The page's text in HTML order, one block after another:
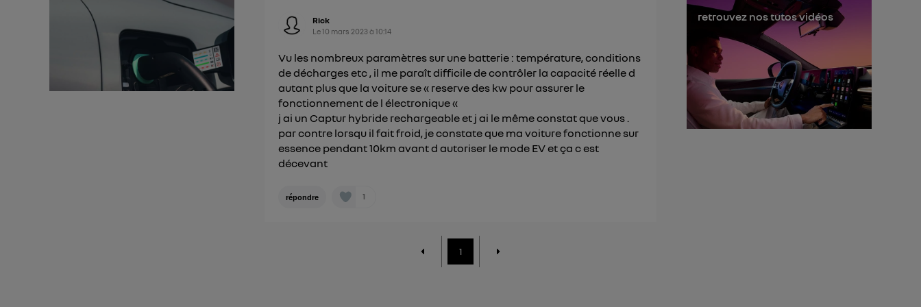
Rick
Le10 mars 2023 à10:14
Vu les nombreux paramètres sur une batterie : température, conditions
de décharges etc , il me paraît difficile de contrôler la capacité réelle d
autant plus que la voiture se « reserve des kw pour assurer le
fonctionnement de l électronique «
j ai un Captur hybride rechargeable et j ai le même constat que vous .
par contre lorsqu il fait froid, je constate que ma voiture fonctionne sur
essence pendant 10km avant d autoriser le mode EV et ça c est
décevant
répondre 1
1
retrouvez nos tutos vidéos